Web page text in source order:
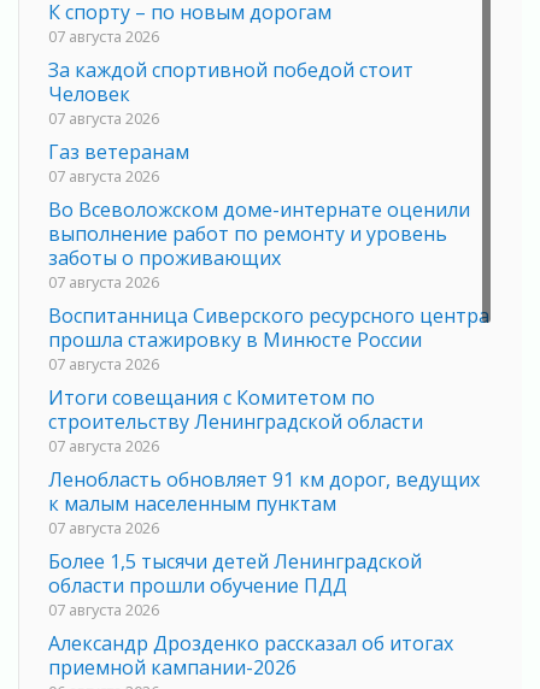
К спорту – по новым дорогам
07 августа 2026
За каждой спортивной победой стоит
Человек
07 августа 2026
Газ ветеранам
07 августа 2026
Во Всеволожском доме-интернате оценили
выполнение работ по ремонту и уровень
заботы о проживающих
07 августа 2026
Воспитанница Сиверского ресурсного центра
прошла стажировку в Минюсте России
07 августа 2026
Итоги совещания с Комитетом по
строительству Ленинградской области
07 августа 2026
Ленобласть обновляет 91 км дорог, ведущих
к малым населенным пунктам
07 августа 2026
Более 1,5 тысячи детей Ленинградской
области прошли обучение ПДД
07 августа 2026
Александр Дрозденко рассказал об итогах
приемной кампании-2026